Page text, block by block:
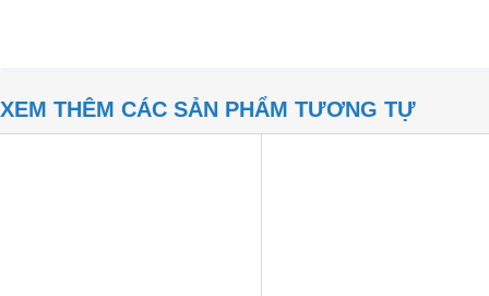
XEM THÊM CÁC SẢN PHẨM TƯƠNG TỰ